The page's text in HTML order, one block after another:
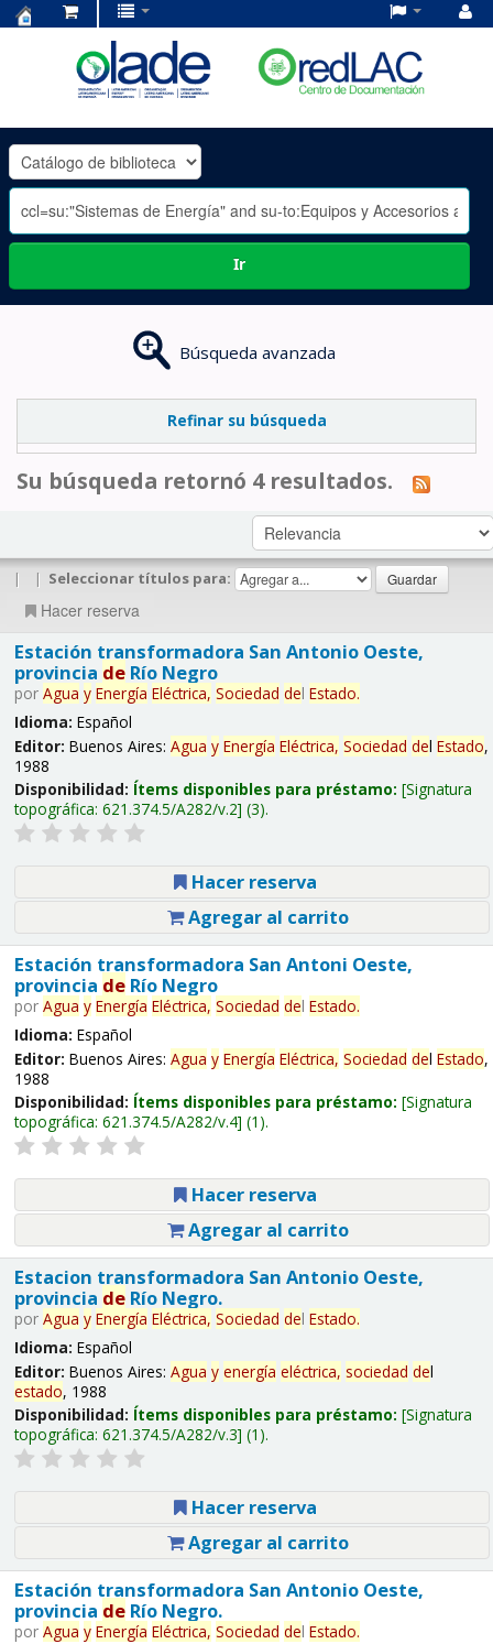
OLADE
-
Ir
Búsqueda avanzada
Refinar su búsqueda
Su búsqueda retornó 4 resultados.
| | Seleccionar títulos para:
Hacer reserva
Estación transformadora San Antonio Oeste,
provincia deRío Negro
por Agua y Energía Eléctrica, Sociedad del Estado.
Idioma: Español
Editor: Buenos Aires: Agua y Energía Eléctrica, Sociedad del Estado,
1988
Disponibilidad: Ítems disponibles para préstamo: Signatura
topográfica: 621.374.5/A282/v.2 (3).
Hacer reserva
Agregar al carrito
Estación transformadora San Antoni Oeste,
provincia deRío Negro
por Agua y Energía Eléctrica, Sociedad del Estado.
Idioma: Español
Editor: Buenos Aires: Agua y Energía Eléctrica, Sociedad del Estado,
1988
Disponibilidad: Ítems disponibles para préstamo: Signatura
topográfica: 621.374.5/A282/v.4 (1).
Hacer reserva
Agregar al carrito
Estacion transformadora San Antonio Oeste,
provincia deRío Negro.
por Agua y Energía Eléctrica, Sociedad del Estado.
Idioma: Español
Editor: Buenos Aires: Agua y energía eléctrica, sociedad del
estado, 1988
Disponibilidad: Ítems disponibles para préstamo: Signatura
topográfica: 621.374.5/A282/v.3 (1).
Hacer reserva
Agregar al carrito
Estación transformadora San Antonio Oeste,
provincia deRío Negro.
por Agua y Energía Eléctrica, Sociedad del Estado.